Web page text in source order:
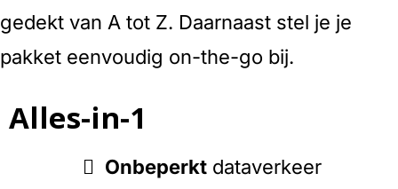
gedekt van A tot Z. Daarnaast stel je je
pakket eenvoudig on-the-go bij.
Alles-in-1
Onbeperkt dataverkeer